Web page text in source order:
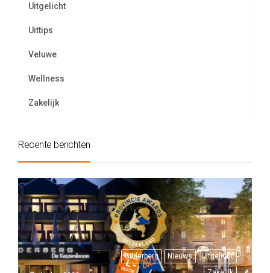
Uitgelicht
Uittips
Veluwe
Wellness
Zakelijk
Recente berichten
Bilderberg Nieuws
Uitgelicht